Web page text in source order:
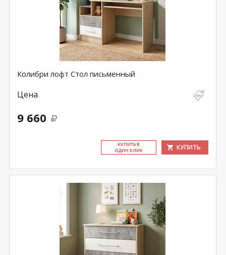
Колибри лофт Стол письменный
Цена
9 660
КУ­ПИТЬ В
ОДИН КЛИК
КУПИТЬ